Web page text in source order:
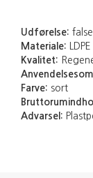
Udførelse:
Materiale: LDPE
Kvalitet:
Farve: sort
Advarsel: